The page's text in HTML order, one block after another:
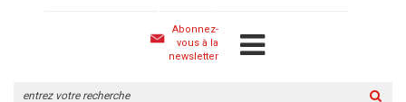
Abonnez-
vous à la
newsletter